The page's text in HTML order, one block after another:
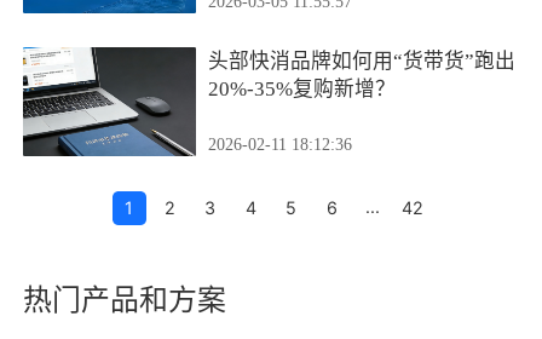
头部快消品牌如何用“货带货”跑出
20%-35%复购新增？
2026-02-11 18:12:36
1 2 3 4 5 6 ... 42
热门产品和方案